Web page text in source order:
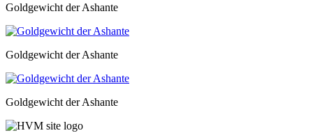
Goldgewicht der Ashante
Goldgewicht der Ashante
Goldgewicht der Ashante